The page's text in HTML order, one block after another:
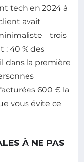
tech en 2024 à
avait
– trois
: 40 % des
dans la première
600 € la
vous évite ce
À NE PAS